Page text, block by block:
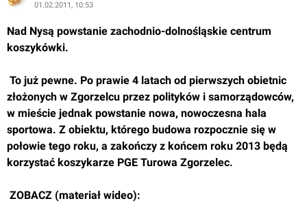
01.02.2011, 10:53
Nad Nysą powstanie zachodnio-dolnośląskie centrum
koszykówki.
złożonych w Zgorzelcu przez polityków i samorządowców,
w mieście jednak powstanie nowa, nowoczesna hala
sportowa. Z obiektu, którego budowa rozpocznie się w
połowie tego roku, a zakończy z końcem roku 2013 będą
korzystać koszykarze PGE Turowa Zgorzelec.
ZOBACZ (materiał wideo):